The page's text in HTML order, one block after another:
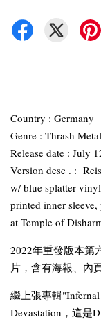
Country : Germany
Genre : Thrash Metal
Release date : July
Version desc . :
w/ blue splatter
printed inner
at Temple of
2022年重發版本第
片，含有海報、內
繼上張專輯
Devastation，這是